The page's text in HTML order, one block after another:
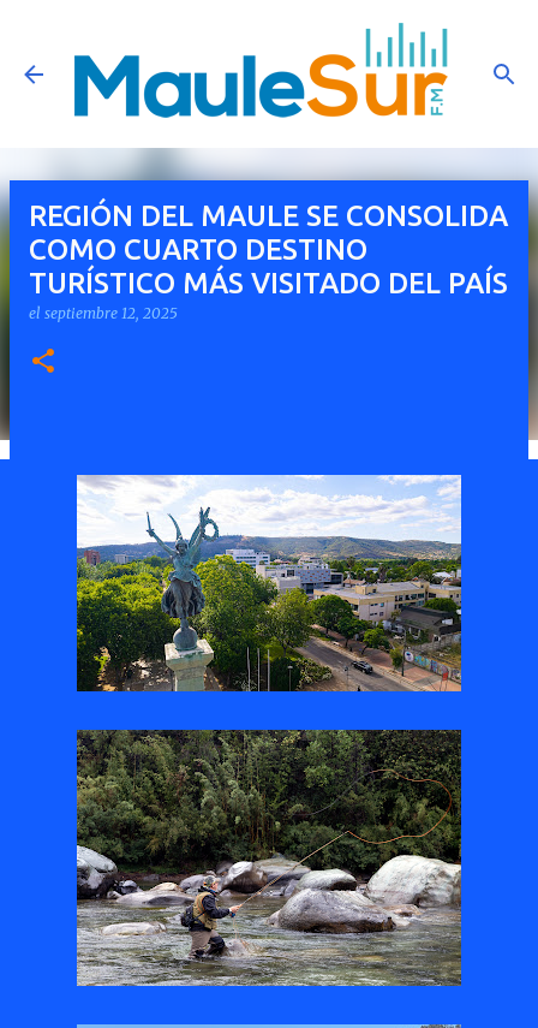
Ir al contenido principal
REGIÓN DEL MAULE SE CONSOLIDA
COMO CUARTO DESTINO
TURÍSTICO MÁS VISITADO DEL PAÍS
el septiembre 12, 2025